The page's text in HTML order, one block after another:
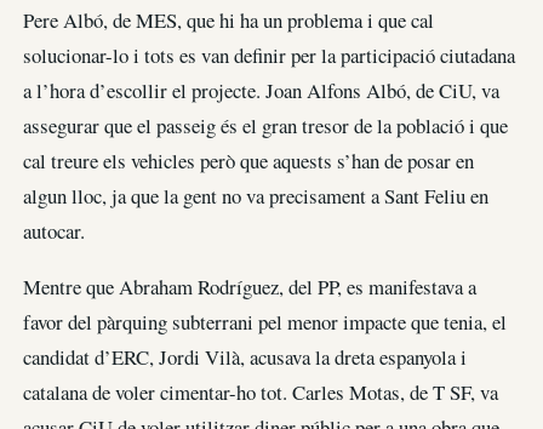
Pere Albó, de MES, que hi ha un problema i que cal
solucionar-lo i tots es van definir per la participació ciutadana
a l’hora d’escollir el projecte. Joan Alfons Albó, de CiU, va
assegurar que el passeig és el gran tresor de la població i que
cal treure els vehicles però que aquests s’han de posar en
algun lloc, ja que la gent no va precisament a Sant Feliu en
autocar.
Mentre que Abraham Rodríguez, del PP, es manifestava a
favor del pàrquing subterrani pel menor impacte que tenia, el
candidat d’ERC, Jordi Vilà, acusava la dreta espanyola i
catalana de voler cimentar-ho tot. Carles Motas, de T SF, va